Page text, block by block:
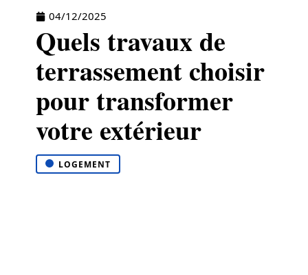
04/12/2025
Quels travaux de
terrassement choisir
pour transformer
votre extérieur
LOGEMENT